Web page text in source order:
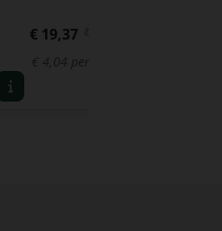
€ 19,37
€ 4,04 per l